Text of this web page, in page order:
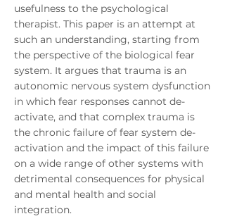
usefulness to the psychological
therapist. This paper is an attempt at
such an understanding, starting from
the perspective of the biological fear
system. It argues that trauma is an
autonomic nervous system dysfunction
in which fear responses cannot de-
activate, and that complex trauma is
the chronic failure of fear system de-
activation and the impact of this failure
on a wide range of other systems with
detrimental consequences for physical
and mental health and social
integration.